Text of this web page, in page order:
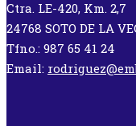
Ctra. LE-420, Km. 2,7
24768 SOTO DE LA
Tfno.: 987 65 41 24
Email: